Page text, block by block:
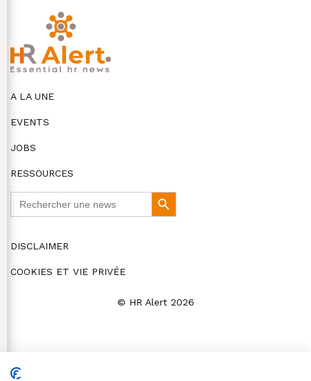
A LA UNE
EVENTS
JOBS
RESSOURCES
Search
Button
DISCLAIMER
COOKIES ET VIE PRIVÉE
© HR Alert 2026